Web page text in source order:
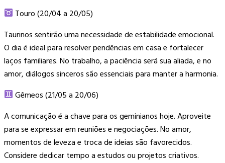
Touro (20/04 a 20/05)
Taurinos sentirão uma necessidade de estabilidade emocional.
O dia é ideal para resolver pendências em casa e fortalecer
laços familiares. No trabalho, a paciência será sua aliada, e no
amor, diálogos sinceros são essenciais para manter a harmonia.
Gêmeos (21/05 a 20/06)
A comunicação é a chave para os geminianos hoje. Aproveite
para se expressar em reuniões e negociações. No amor,
momentos de leveza e troca de ideias são favorecidos.
Considere dedicar tempo a estudos ou projetos criativos.